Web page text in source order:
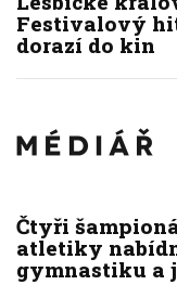
Festivalový
dorazí do kin
Čtyři
atletiky
gymnastiku a